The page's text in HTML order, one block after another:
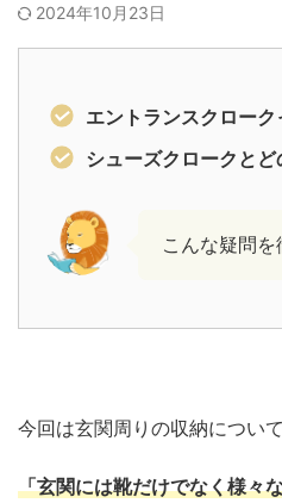
2024年10月23日
エントランスクローク
シューズクロークと
こんな疑問を
今回は玄関周りの収納について
「玄関には靴だけでなく様々